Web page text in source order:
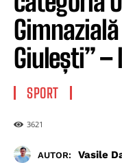
Giulești” –
SPORT
3621
AUTOR: Vasile